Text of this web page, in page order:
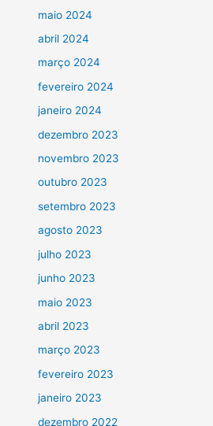
maio 2024
abril 2024
março 2024
fevereiro 2024
janeiro 2024
dezembro 2023
novembro 2023
outubro 2023
setembro 2023
agosto 2023
julho 2023
junho 2023
maio 2023
abril 2023
março 2023
fevereiro 2023
janeiro 2023
dezembro 2022